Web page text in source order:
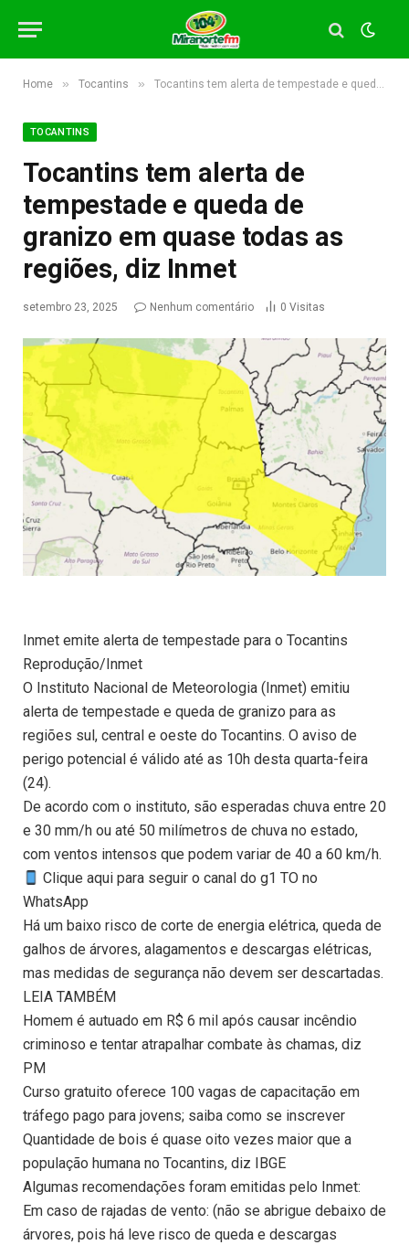
Home » Tocantins » Tocantins tem alerta de tempestade e queda de granizo em quase todas as regiões, diz Inmet
TOCANTINS
Tocantins tem alerta de
tempestade e queda de
granizo em quase todas as
regiões, diz Inmet
setembro 23, 2025 Nenhum comentário 0 Visitas
Inmet emite alerta de tempestade para o Tocantins
Reprodução/Inmet
O Instituto Nacional de Meteorologia (Inmet) emitiu
alerta de tempestade e queda de granizo para as
regiões sul, central e oeste do Tocantins. O aviso de
perigo potencial é válido até as 10h desta quarta-feira
(24).
De acordo com o instituto, são esperadas chuva entre 20
e 30 mm/h ou até 50 milímetros de chuva no estado,
com ventos intensos que podem variar de 40 a 60 km/h.
Clique aqui para seguir o canal do g1 TO no
WhatsApp
Há um baixo risco de corte de energia elétrica, queda de
galhos de árvores, alagamentos e descargas elétricas,
mas medidas de segurança não devem ser descartadas.
LEIA TAMBÉM
Homem é autuado em R$ 6 mil após causar incêndio
criminoso e tentar atrapalhar combate às chamas, diz
PM
Curso gratuito oferece 100 vagas de capacitação em
tráfego pago para jovens; saiba como se inscrever
Quantidade de bois é quase oito vezes maior que a
população humana no Tocantins, diz IBGE
Algumas recomendações foram emitidas pelo Inmet:
Em caso de rajadas de vento: (não se abrigue debaixo de
árvores, pois há leve risco de queda e descargas